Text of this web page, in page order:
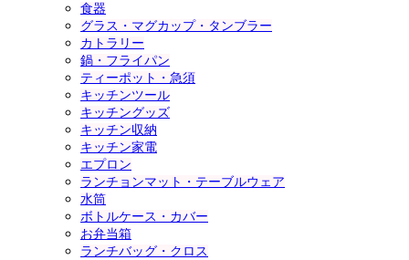
食器
グラス・マグカップ・タンブラー
カトラリー
鍋・フライパン
ティーポット・急須
キッチンツール
キッチングッズ
キッチン収納
キッチン家電
エプロン
ランチョンマット・テーブルウェア
水筒
ボトルケース・カバー
お弁当箱
ランチバッグ・クロス